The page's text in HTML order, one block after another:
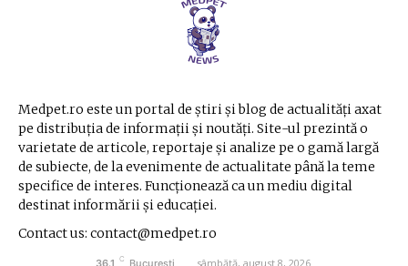
Medpet.ro este un portal de știri și blog de actualități axat
pe distribuția de informații și noutăți. Site-ul prezintă o
varietate de articole, reportaje și analize pe o gamă largă
de subiecte, de la evenimente de actualitate până la teme
specifice de interes. Funcționează ca un mediu digital
destinat informării și educației.
Contact us: contact@medpet.ro
36.1 C București sâmbătă, august 8, 2026